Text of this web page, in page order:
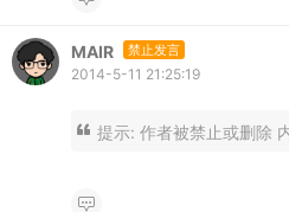
MAIR 禁止发言
2014-5-11 21:25:19
提示: 作者被禁止或删除